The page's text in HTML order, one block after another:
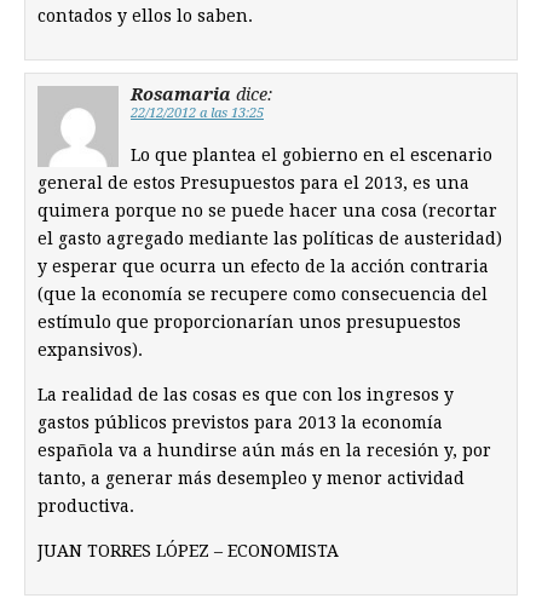
contados y ellos lo saben.
Rosamaria dice:
22/12/2012 a las 13:25
Lo que plantea el gobierno en el escenario
general de estos Presupuestos para el 2013, es una
quimera porque no se puede hacer una cosa (recortar
el gasto agregado mediante las políticas de austeridad)
y esperar que ocurra un efecto de la acción contraria
(que la economía se recupere como consecuencia del
estímulo que proporcionarían unos presupuestos
expansivos).
La realidad de las cosas es que con los ingresos y
gastos públicos previstos para 2013 la economía
española va a hundirse aún más en la recesión y, por
tanto, a generar más desempleo y menor actividad
productiva.
JUAN TORRES LÓPEZ – ECONOMISTA